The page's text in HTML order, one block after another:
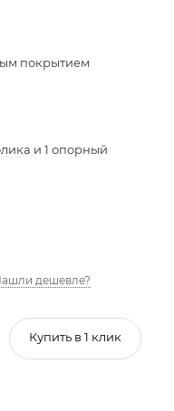
покрытием
и 1 опорный
дешевле?
Купить в 1 клик